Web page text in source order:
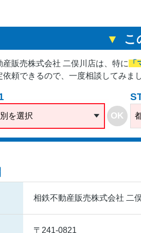
こ
販売株式会社 二俣川店は、 特に
依頼できるので、一度相談してみま
を選択 OK
相鉄不動産販売株式会社 二
〒241-0821